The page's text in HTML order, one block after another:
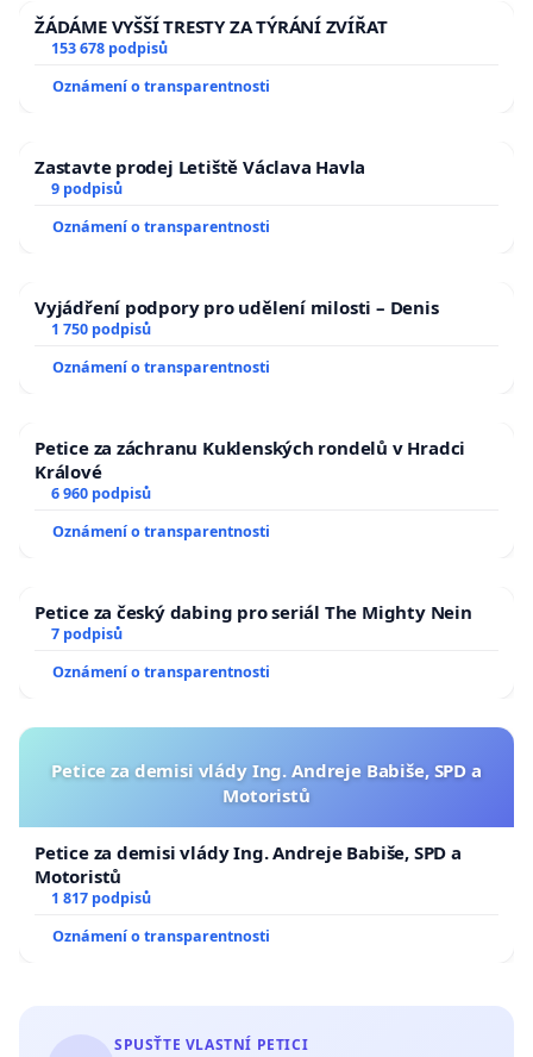
ŽÁDÁME VYŠŠÍ TRESTY ZA TÝRÁNÍ ZVÍŘAT
153 678 podpisů
Oznámení o transparentnosti
Zastavte prodej Letiště Václava Havla
9 podpisů
Oznámení o transparentnosti
Vyjádření podpory pro udělení milosti – Denis
1 750 podpisů
Oznámení o transparentnosti
Petice za záchranu Kuklenských rondelů v Hradci
Králové
6 960 podpisů
Oznámení o transparentnosti
Petice za český dabing pro seriál The Mighty Nein
7 podpisů
Oznámení o transparentnosti
Petice za demisi vlády Ing. Andreje Babiše, SPD a
Motoristů
Petice za demisi vlády Ing. Andreje Babiše, SPD a
Motoristů
1 817 podpisů
Oznámení o transparentnosti
SPUSŤTE VLASTNÍ PETICI